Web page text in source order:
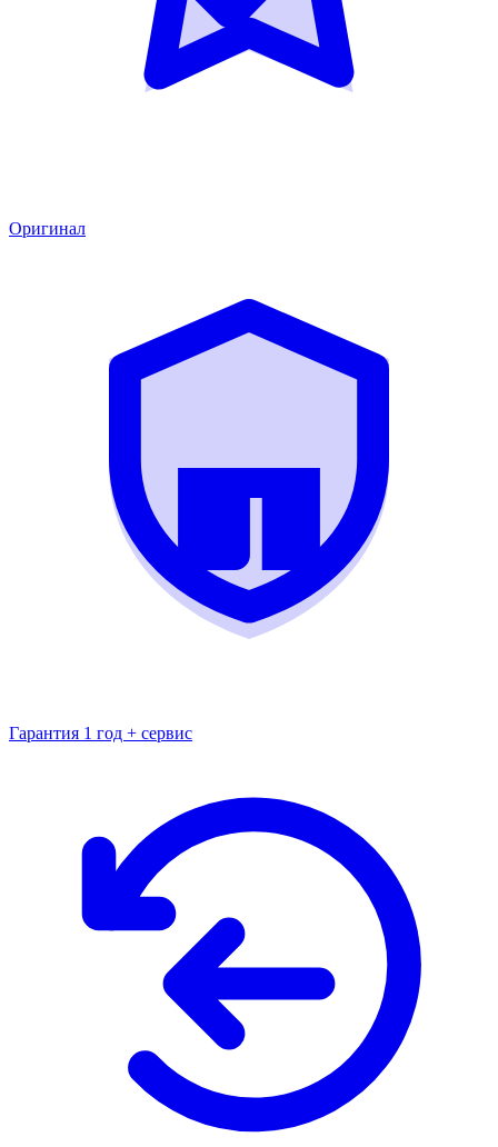
Оригинал
Гарантия 1 год + сервис